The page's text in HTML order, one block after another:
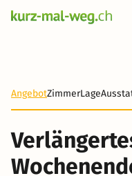
AngebotZimmerLage